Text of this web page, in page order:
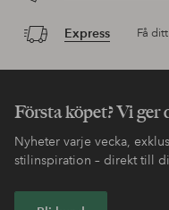
Express Få
Första köpet? Vi ger
Nyheter varje vecka,
stilinspiration – direkt till